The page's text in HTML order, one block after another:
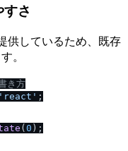
さ
供しているため、既存
。
き方
'react' ;
( 0 );